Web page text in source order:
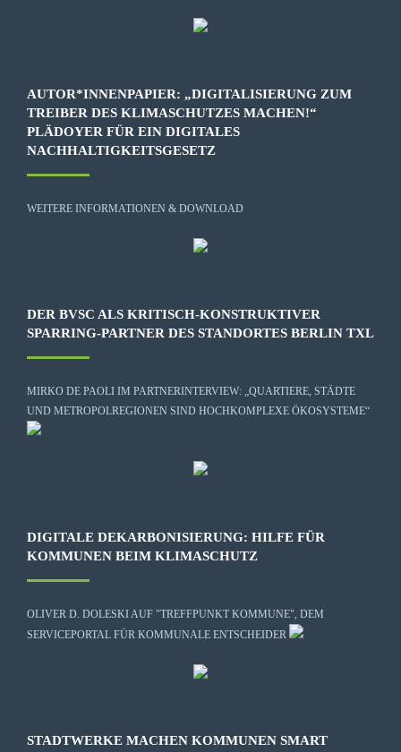
AUTOR*INNENPAPIER: „DIGITALISIERUNG ZUM
TREIBER DES KLIMASCHUTZES MACHEN!“
PLÄDOYER FÜR EIN DIGITALES
NACHHALTIGKEITSGESETZ
WEITERE INFORMATIONEN & DOWNLOAD
DER BVSC ALS KRITISCH-KONSTRUKTIVER
SPARRING-PARTNER DES STANDORTES BERLIN TXL
MIRKO DE PAOLI IM PARTNERINTERVIEW: „QUARTIERE, STÄDTE
UND METROPOLREGIONEN SIND HOCHKOMPLEXE ÖKOSYSTEME“
DIGITALE DEKARBONISIERUNG: HILFE FÜR
KOMMUNEN BEIM KLIMASCHUTZ
OLIVER D. DOLESKI AUF "TREFFPUNKT KOMMUNE", DEM
SERVICEPORTAL FÜR KOMMUNALE ENTSCHEIDER
STADTWERKE MACHEN KOMMUNEN SMART